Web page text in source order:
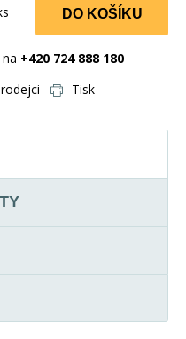
DO KOŠÍKU
+420 724 888 180
Tisk